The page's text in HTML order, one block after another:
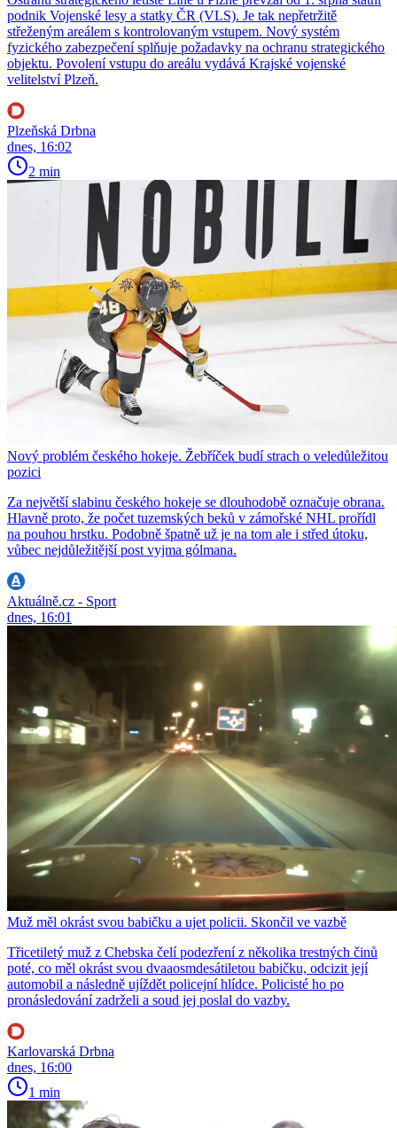
podnik Vojenské lesy a statky ČR (VLS). Je tak nepřetržitě
střeženým areálem s kontrolovaným vstupem. Nový systém
fyzického zabezpečení splňuje požadavky na ochranu strategického
objektu. Povolení vstupu do areálu vydává Krajské vojenské
velitelství Plzeň.
Plzeňská Drbna
dnes, 16:02
2 min
Nový problém českého hokeje. Žebříček budí strach o veledůležitou
pozici
Za největší slabinu českého hokeje se dlouhodobě označuje obrana.
Hlavně proto, že počet tuzemských beků v zámořské NHL prořídl
na pouhou hrstku. Podobně špatně už je na tom ale i střed útoku,
vůbec nejdůležitější post vyjma gólmana.
Aktuálně.cz - Sport
dnes, 16:01
Muž měl okrást svou babičku a ujet policii. Skončil ve vazbě
Třicetiletý muž z Chebska čelí podezření z několika trestných činů
poté, co měl okrást svou dvaaosmdesátiletou babičku, odcizit její
automobil a následně ujíždět policejní hlídce. Policisté ho po
pronásledování zadrželi a soud jej poslal do vazby.
Karlovarská Drbna
dnes, 16:00
1 min